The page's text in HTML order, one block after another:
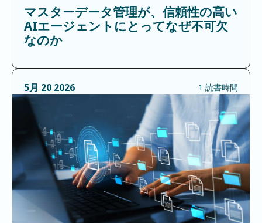
マスターデータ管理が、信頼性の高い
AIエージェントにとってなぜ不可欠
なのか
5月 20 2026 1 読書時間